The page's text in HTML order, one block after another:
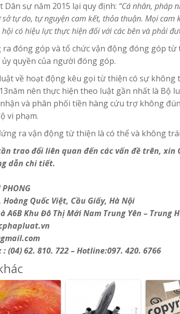
sự năm 2015 lại quy định: “Cá nhân, pháp
tự do, tự nguyện cam kết, thỏa thuận. Mọi
có hiệu lực thực hiện đối với các bên và phải
đóng góp và tổ chức vận động đóng góp từ
quyền của người đóng góp.
về hoạt động kêu gọi từ thiện có sự
nên thực hiện theo luật gần nhất là Bộ
và phân phối tiền hàng cứu trợ không
vi phạm.
ra vận động từ thiện là có thể và không
trao đổi liên quan đến các vấn đề trên, xin
dẫn chi tiết.
PHONG
Quốc Việt, Cầu Giấy, Hà Nội
A6B Khu Đô Thị Mới Nam Trung Yên – Trung
: (04) 62. 810. 722 – Hotline:097. 420. 6766